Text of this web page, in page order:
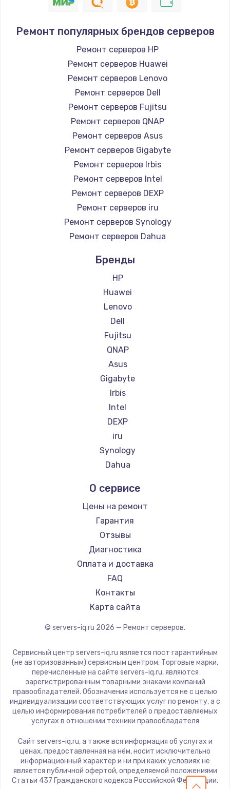
Ремонт популярных брендов серверов
Ремонт серверов HP
Ремонт серверов Huawei
Ремонт серверов Lenovo
Ремонт серверов Dell
Ремонт серверов Fujitsu
Ремонт серверов QNAP
Ремонт серверов Asus
Ремонт серверов Gigabyte
Ремонт серверов Irbis
Ремонт серверов Intel
Ремонт серверов DEXP
Ремонт серверов iru
Ремонт серверов Synology
Ремонт серверов Dahua
Бренды
HP
Huawei
Lenovo
Dell
Fujitsu
QNAP
Asus
Gigabyte
Irbis
Intel
DEXP
iru
Synology
Dahua
О сервисе
Цены на ремонт
Гарантия
Отзывы
Диагностика
Оплата и доставка
FAQ
Контакты
Карта сайта
© servers-iq.ru 2026 — Ремонт серверов.
Сервисный центр servers-iq.ru является пост гарантийным
(не авторизованным) сервисным центром. Торговые марки,
перечисленные на сайте servers-iq.ru, являются
зарегистрированным товарными знаками компаний
правообладателей. Обозначения используется не с целью
индивидуализации соответствующих услуг по ремонту, а с
целью информирования потребителей о предоставляемых
услугах в отношении техники правообладателя
Сайт servers-iq.ru, а также вся информация об услугах и
ценах, предоставленная на нём, носит исключительно
информационный характер и ни при каких условиях не
является публичной офертой, определяемой положениями
Статьи 437 Гражданского кодекса Российской Федерации.